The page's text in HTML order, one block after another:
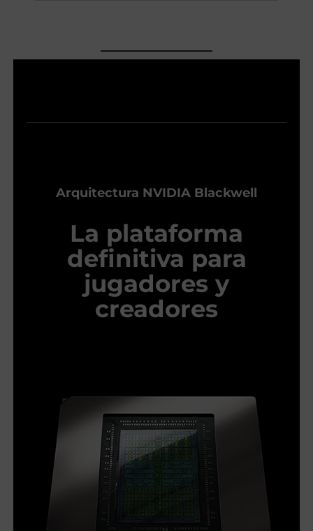
Arquitectura NVIDIA Blackwell
La plataforma
definitiva para
jugadores y
creadores